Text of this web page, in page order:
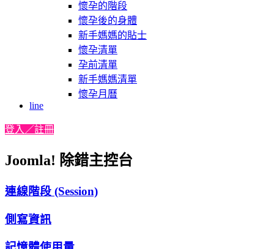
懷孕的階段
懷孕後的身體
新手媽媽的貼士
懷孕清單
孕前清單
新手媽媽清單
懷孕月曆
line
登入／註冊
Joomla! 除錯主控台
連線階段 (Session)
側寫資訊